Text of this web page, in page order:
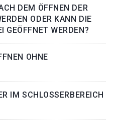
DEM ÖFFNEN DER
ODER KANN DIE
GEÖFFNET WERDEN?
OHNE
IM SCHLOSSERBEREICH